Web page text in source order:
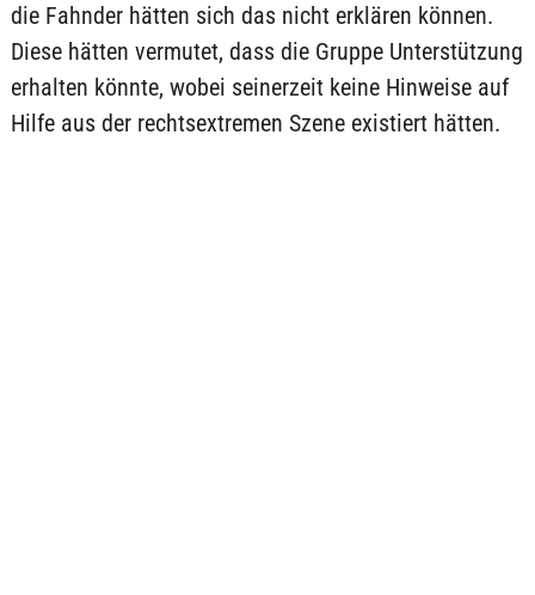
die Fahnder hätten sich das nicht erklären können.
Diese hätten vermutet, dass die Gruppe Unterstützung
erhalten könnte, wobei seinerzeit keine Hinweise auf
Hilfe aus der rechtsextremen Szene existiert hätten.